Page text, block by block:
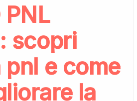
PNL
scopri
pnl e come
la